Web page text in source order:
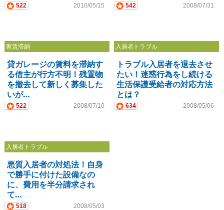
522 2010/05/15 542 2008/07/31
家賃滞納
貸ガレージの賃料を滞納す
る借主が行方不明！残置物
を撤去して新しく募集した
いが…
522 2008/07/10
入居者トラブル
トラブル入居者を退去させ
たい！迷惑行為をし続ける
生活保護受給者の対応方法
とは？
634 2008/05/06
入居者トラブル
悪質入居者の対処法！自身
で勝手に付けた設備なの
に、費用を半分請求され
て…
518 2008/05/03